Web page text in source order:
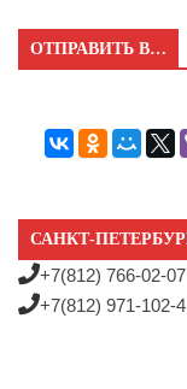
ОТПРАВИТЬ В…
САНКТ-
+7(812) 766-02-07
+7(812) 971-102-4